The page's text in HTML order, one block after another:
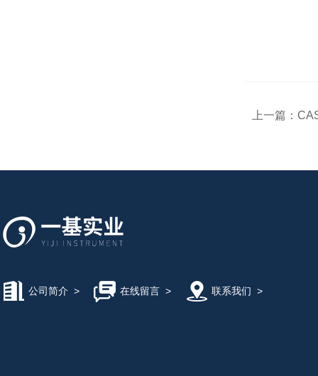
上一篇：
公司简介 > 在线留言> 联系我们 >